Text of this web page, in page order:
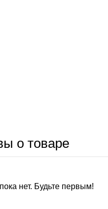
о товаре
нет. Будьте первым!